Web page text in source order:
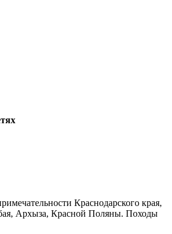
Краснодарского края,
Архыза, Красной Поляны. Походы